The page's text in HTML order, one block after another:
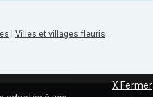
| Villes et villages fleuris
X Fermer